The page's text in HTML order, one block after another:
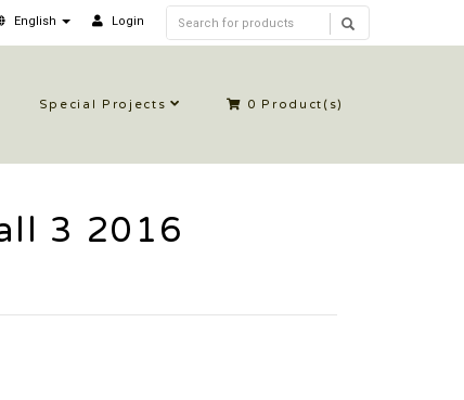
English Login
Special Projects 0 Product(s)
3 2016